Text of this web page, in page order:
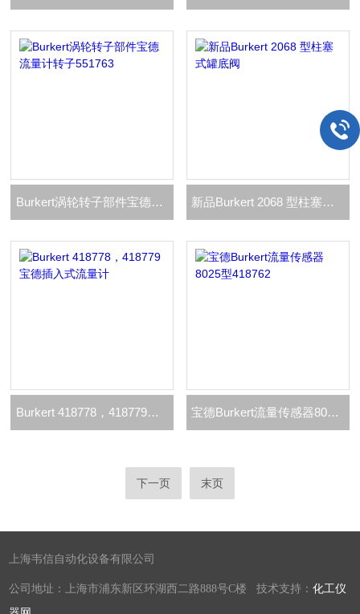
Burkert涡轮转子部件宝德流量计转子551763 新品Burkert 2068 型柱塞式罐底阀
Burkert 418778，418779宝德插入式流量计 ​宝德Burkert流量传感器8025型418762
下一页 末页
上海韦信自动化设备有限公司
公司地址：上海市浦东新区环湖西二路888号C楼 技术支持：化工仪